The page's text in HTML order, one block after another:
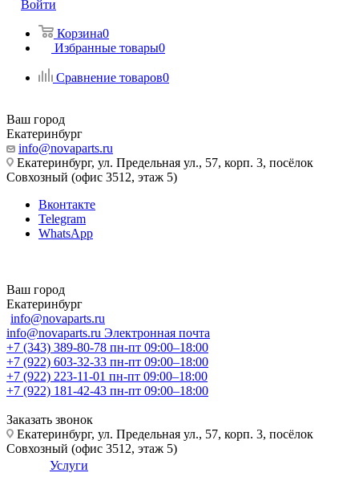
Войти
Корзина0
Избранные товары0
Сравнение товаров0
Ваш город
Екатеринбург
info@novaparts.ru
Екатеринбург, ул. Предельная ул., 57, корп. 3, посёлок
Совхозный (офис 3512, этаж 5)
Вконтакте
Telegram
WhatsApp
Ваш город
Екатеринбург
info@novaparts.ru
info@novaparts.ru Электронная почта
+7 (343) 389-80-78 пн-пт 09:00–18:00
+7 (922) 603-32-33 пн-пт 09:00–18:00
+7 (922) 223-11-01 пн-пт 09:00–18:00
+7 (922) 181-42-43 пн-пт 09:00–18:00
Заказать звонок
Екатеринбург, ул. Предельная ул., 57, корп. 3, посёлок
Совхозный (офис 3512, этаж 5)
Услуги